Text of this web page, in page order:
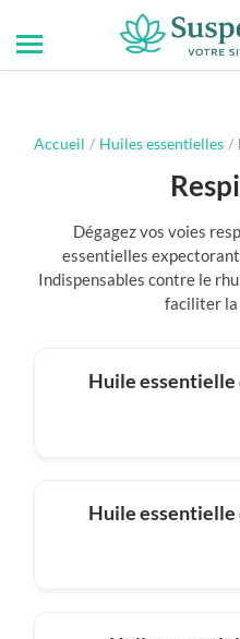
Toggle
mobile
Accueil / Huiles essentielles /
Dégagez vos voies
essentielles
Indispensables contre le
faciliter
Huile essentielle
Huile essentielle